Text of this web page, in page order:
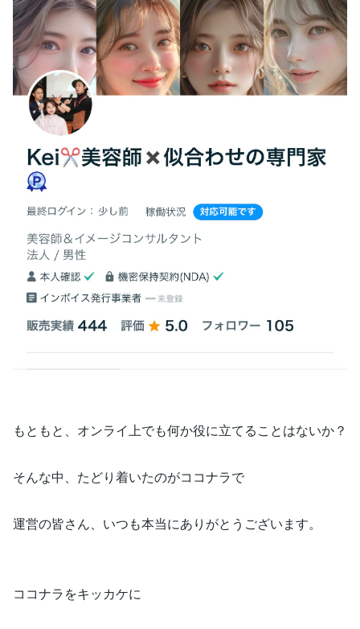
もともと、オンライ上でも何か役に立てることはないか？
そんな中、たどり着いたのがココナラで
運営の皆さん、いつも本当にありがとうございます。
ココナラをキッカケに